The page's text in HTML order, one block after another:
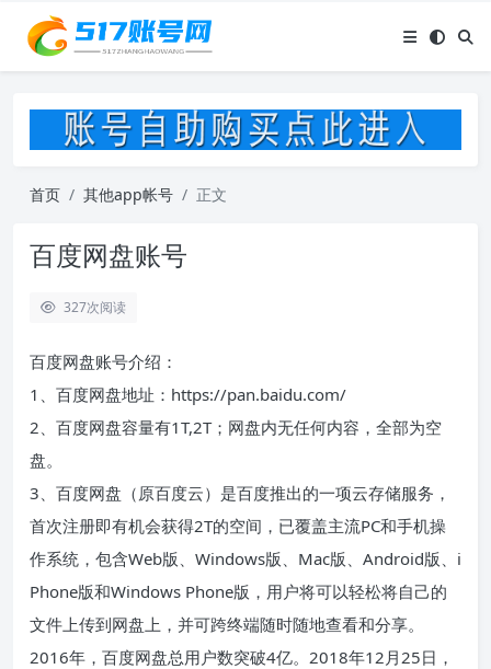
首页 其他app帐号 正文
百度网盘账号
327次阅读
百度网盘账号介绍：
1、百度网盘地址：https://pan.baidu.com/
2、百度网盘容量有1T,2T；网盘内无任何内容，全部为空
盘。
3、百度网盘（原百度云）是百度推出的一项云存储服务，
首次注册即有机会获得2T的空间，已覆盖主流PC和手机操
作系统，包含Web版、Windows版、Mac版、Android版、i
Phone版和Windows Phone版，用户将可以轻松将自己的
文件上传到网盘上，并可跨终端随时随地查看和分享。
2016年，百度网盘总用户数突破4亿。2018年12月25日，